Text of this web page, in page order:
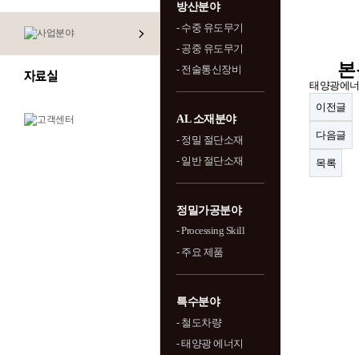
방산분야
- 수중 유도무기
- 공중 유도무기
- 전술통신장비
AL 소재분야
- 정밀 절단소재
- 일반 절단소재
정밀가공분야
- Processing Skill
- 주요 제품
특수분야
- 철도차량
- 태양광 에너지
태양광에
이전글
다음글
목록